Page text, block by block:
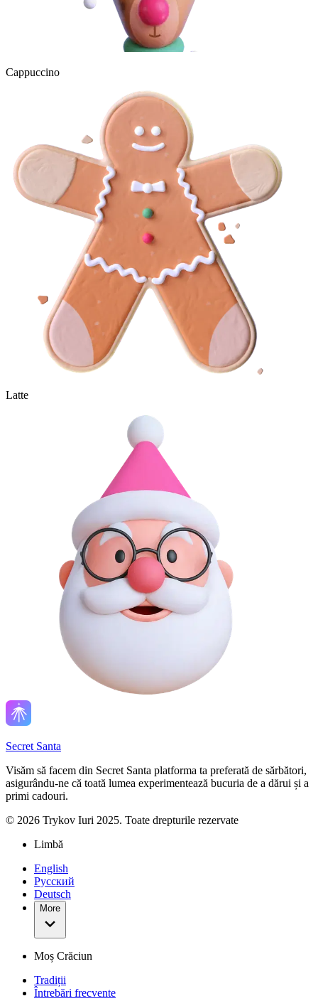
Cappuccino
Latte
Secret Santa
Visăm să facem din Secret Santa platforma ta preferată de sărbători,
asigurându-ne că toată lumea experimentează bucuria de a dărui și a
primi cadouri.
© 2026 Trykov Iuri 2025. Toate drepturile rezervate
Limbă
English
Русский
Deutsch
More
Moș Crăciun
Tradiții
Întrebări frecvente